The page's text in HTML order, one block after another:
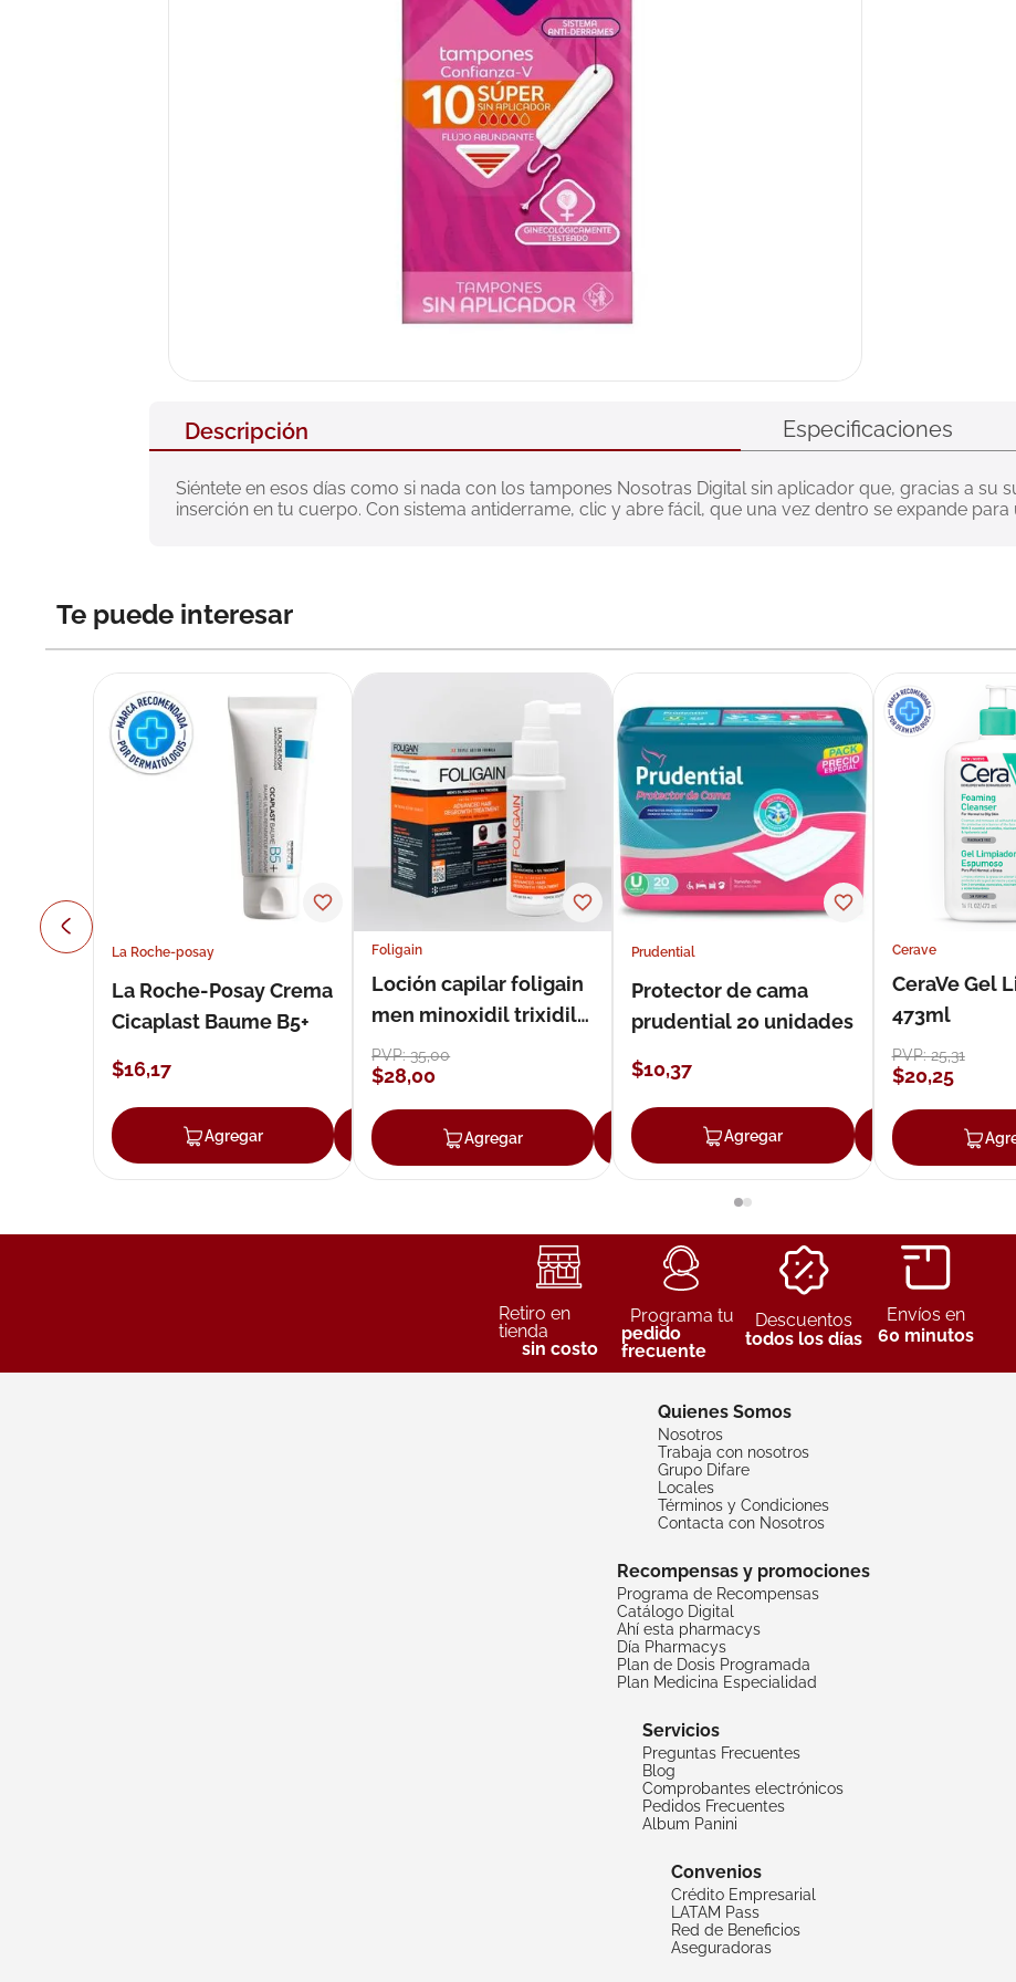
Descripción Especificaciones
Siéntete en esos días como si nada con los tampones Nosotras Digital sin aplicador que, gracias a su
inserción en tu cuerpo. Con sistema antiderrame, clic y abre fácil, que una vez dentro se expande
Te puede interesar
La Roche-posay
La Roche-Posay Crema
Cicaplast Baume B5+
$16,17
Agregar Agregar
Foligain
Loción capilar foligain
men minoxidil trixidil
loción 59 ml
PVP:35,00
$28,00
Agregar Agregar
Prudential
Protector de cama
prudential 20 unidades
$10,37
Agregar Agregar
Cerave
CeraVe Gel
473ml
PVP:25,31
$20,25
Retiro en
tienda
sin costo
Programa tu
pedido
frecuente
Descuentos
todos los días
Envíos en
60 minutos
Quienes Somos
Nosotros
Trabaja con nosotros
Grupo Difare
Locales
Términos y Condiciones
Contacta con Nosotros
Recompensas y promociones
Programa de Recompensas
Catálogo Digital
Ahí esta pharmacys
Día Pharmacys
Plan de Dosis Programada
Plan Medicina Especialidad
Servicios
Preguntas Frecuentes
Blog
Comprobantes electrónicos
Pedidos Frecuentes
Album Panini
Convenios
Crédito Empresarial
LATAM Pass
Red de Beneficios
Aseguradoras
10.